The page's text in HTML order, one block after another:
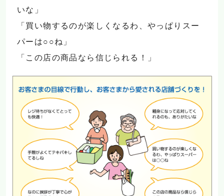
いな」
「買い物するのが楽しくなるわ、やっぱりスー
パーは○○ね」
「この店の商品なら信じられる！」